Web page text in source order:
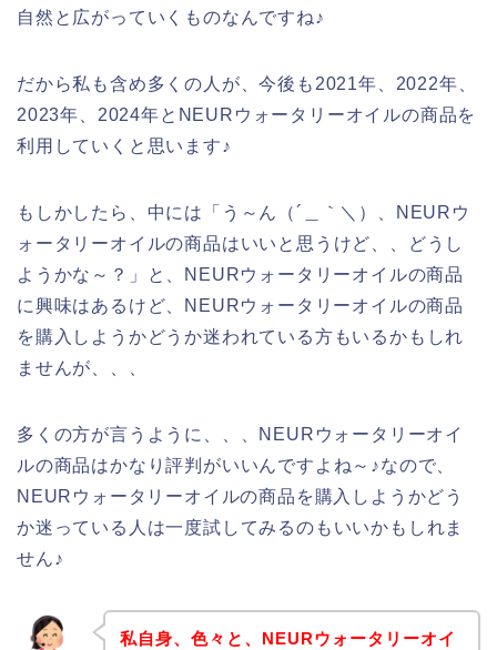
自然と広がっていくものなんですね♪
だから私も含め多くの人が、今後も2021年、2022年、
2023年、2024年とNEURウォータリーオイルの商品を
利用していくと思います♪
もしかしたら、中には「う～ん（´＿｀＼）、NEURウ
ォータリーオイルの商品はいいと思うけど、、どうし
ようかな～？」と、NEURウォータリーオイルの商品
に興味はあるけど、NEURウォータリーオイルの商品
を購入しようかどうか迷われている方もいるかもしれ
ませんが、、、
多くの方が言うように、、、NEURウォータリーオイ
ルの商品はかなり評判がいいんですよね～♪なので、
NEURウォータリーオイルの商品を購入しようかどう
か迷っている人は一度試してみるのもいいかもしれま
せん♪
私自身、色々と、NEURウォータリーオイ